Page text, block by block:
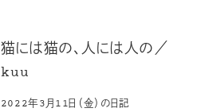
猫には猫の、人には人の／
kuu
2022年3月11日（金）の日記